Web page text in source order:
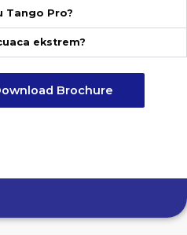
Tango Pro?
ekstrem?
Brochure